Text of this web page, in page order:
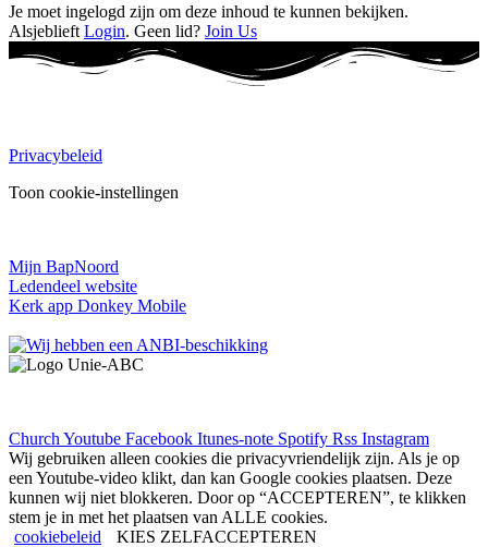
Je moet ingelogd zijn om deze inhoud te kunnen bekijken.
Alsjeblieft Login. Geen lid? Join Us
Privacybeleid
Toon cookie-instellingen
Mijn BapNoord
Ledendeel website
Kerk app Donkey Mobile
Church Youtube Facebook Itunes-note Spotify Rss Instagram
Wij gebruiken alleen cookies die privacyvriendelijk zijn. Als je op
een Youtube-video klikt, dan kan Google cookies plaatsen. Deze
kunnen wij niet blokkeren. Door op “ACCEPTEREN”, te klikken
stem je in met het plaatsen van ALLE cookies.
cookiebeleid
KIES ZELFACCEPTEREN